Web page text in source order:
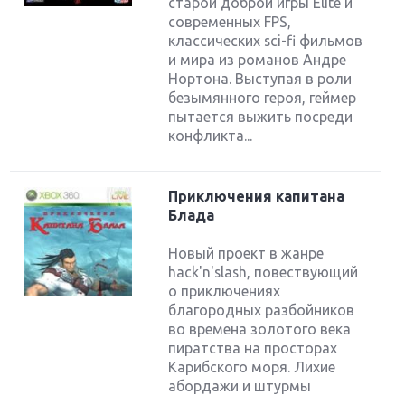
современных FPS,
классических sci-fi фильмов
и мира из романов Андре
Нортона. Выступая в роли
безымянного героя, геймер
пытается выжить посреди
конфликта...
Приключения капитана
Блада
Новый проект в жанре
hack'n'slash, повествующий
о приключениях
благородных разбойников
во времена золотого века
пиратства на просторах
Карибского моря. Лихие
абордажи и штурмы
Крупнейшие релизы мая: Nintendo, Microsoft и